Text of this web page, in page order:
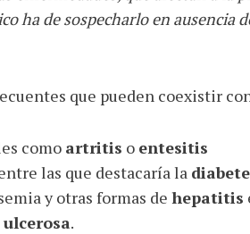
ha de sospecharlo en ausencia
que pueden coexistir
como artritis o entesitis
las que destacaría la
y otras formas de hepatitis
.